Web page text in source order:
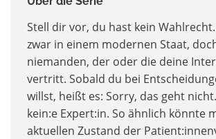
Stell dir vor, du hast kein
zwar in einem modernen Staat,
niemanden, der oder die deine
vertritt. Sobald du bei
willst, heißt es: Sorry, das geht
kein:e Expert:in. So ähnlich könnte
aktuellen Zustand der